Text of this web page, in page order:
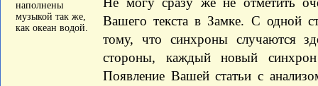
наполнены
музыкой так же,
как океан водой.
Вашего текста в Замке. С одной
тому, что синхроны случаются
стороны, каждый новый
Появление Вашей статьи с